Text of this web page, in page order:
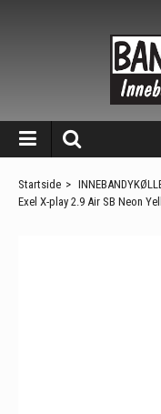
Startside >
Exel X-play 2.9 Air SB Neon